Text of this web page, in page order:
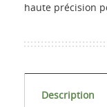
haute précision
Description